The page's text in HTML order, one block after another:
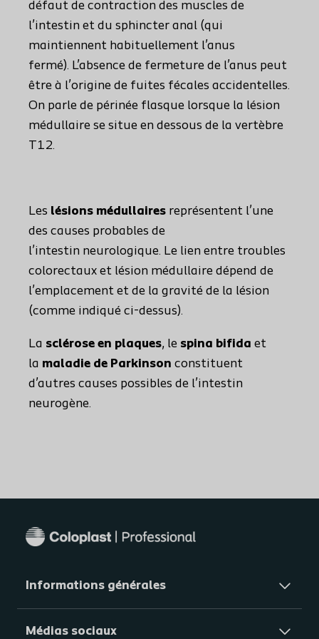
défaut de contraction des muscles de
l’intestin et du sphincter anal (qui
maintiennent habituellement l’anus
fermé). L’absence de fermeture de l’anus peut
être à l’origine de fuites fécales accidentelles.
On parle de périnée flasque lorsque la lésion
médullaire se situe en dessous de la vertèbre
T12.
Les lésions médullaires représentent l’une
des causes probables de
l’intestin neurologique. Le lien entre troubles
colorectaux et lésion médullaire dépend de
l’emplacement et de la gravité de la lésion
(comme indiqué ci-dessus).
La sclérose en plaques, le spina bifida et
la maladie de Parkinson constituent
d’autres causes possibles de l’intestin
neurogène.
Informations générales​
Médias sociaux